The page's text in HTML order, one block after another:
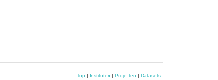
Top | Instituten | Projecten | Datasets